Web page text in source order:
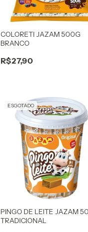
COLORETI JAZAM 500G
BRANCO
R$27,90
ESGOTADO
PINGO DE LEITE JAZAM
TRADICIONAL